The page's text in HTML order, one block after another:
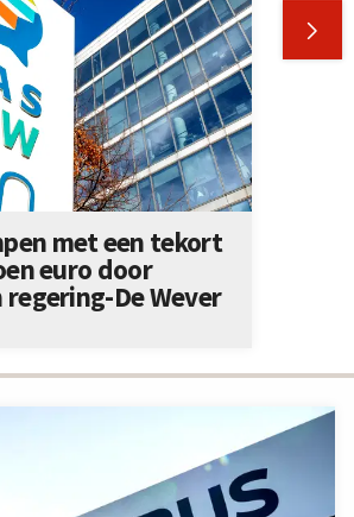

met een tekort
euro door
De Wever